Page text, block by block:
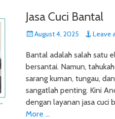
Jasa Cuci Bantal
Posted
August 4, 2025 Leave
Bantal adalah salah satu
bersantai. Namun,
sarang kuman, tungau,
sangatlah penting. Kini
dengan layanan jasa cuci
More …